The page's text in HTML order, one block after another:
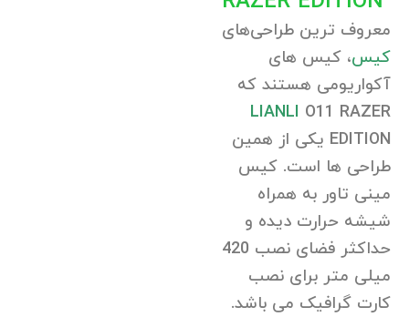
معروف ترین طراحی‌های
کیس، کیس های
آکواریومی هستند که
LIANLI O11 RAZER
EDITION یکی از همین
طراحی ها است. کیس
مینی تاور به همراه
شیشه حرارت دیده و
حداکثر فضای نصب 420
میلی متر برای نصب
کارت گرافیک می باشد.